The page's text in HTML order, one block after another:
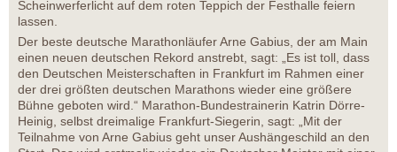
Scheinwerferlicht auf dem roten Teppich der Festhalle feiern
lassen.
Der beste deutsche Marathonläufer Arne Gabius, der am Main
einen neuen deutschen Rekord anstrebt, sagt: „Es ist toll, dass
den Deutschen Meisterschaften in Frankfurt im Rahmen einer
der drei größten deutschen Marathons wieder eine größere
Bühne geboten wird.“ Marathon-Bundestrainerin Katrin Dörre-
Heinig, selbst dreimalige Frankfurt-Siegerin, sagt: „Mit der
Teilnahme von Arne Gabius geht unser Aushängeschild an den